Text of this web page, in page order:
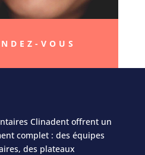
VOUS
Clinadent offrent un
complet : des équipes
des plateaux